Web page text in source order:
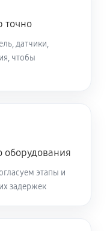
точно
датчики,
чтобы
оборудования
этапы и
задержек